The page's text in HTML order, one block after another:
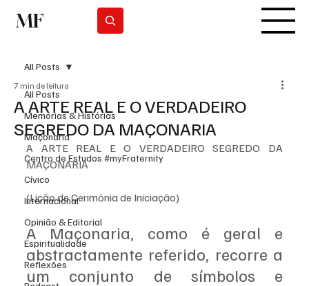
MF
All Posts
Memórias & Histórias
Maçonaria
Centro de Estudos #myFraternity
Cívico
Internacional
Opinião & Editorial
Espiritualidade
Reflexões
All Posts
A ARTE REAL E O VERDADEIRO
SEGREDO DA MAÇONARIA
7 min de leitura
A ARTE REAL E O VERDADEIRO SEGREDO DA
MAÇONARIA
(Lição de Cerimónia de Iniciação)
A Maçonaria, como é geral e
abstractamente referido, recorre a
um conjunto de símbolos e